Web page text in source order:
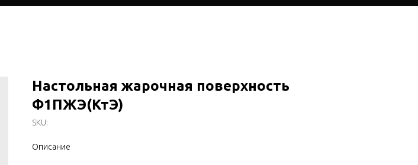
Настольная жарочная поверхность
Ф1ПЖЭ(КтЭ)
SKU:
Описание